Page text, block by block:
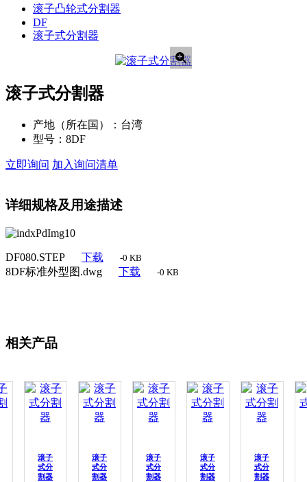
滚子凸轮式分割器
DF
滚子式分割器
滚子式分割器
产地（所在国）： 台湾
型号： 8DF
立即询问 加入询问清单
详细规格及用途描述
DF080.STEP 下载 -0 KB
8DF标准外型图.dwg 下载 -0 KB
相关产品
滚子
式分
割器
滚子
式分
割器
滚子
式分
割器
滚子
式分
割器
滚子
式分
割器